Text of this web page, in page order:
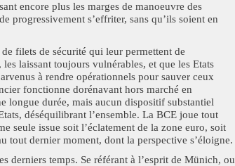
encore plus les marges de manoeuvre des
progressivement s’effriter, sans qu’ils soient en
filets de sécurité qui leur permettent de
laissant toujours vulnérables, et que les Etats
à rendre opérationnels pour sauver ceux
fonctionne dorénavant hors marché en
longue durée, mais aucun dispositif substantiel
déséquilibrant l’ensemble. La BCE joue tout
seule issue soit l’éclatement de la zone euro, soit
tout dernier moment, dont la perspective s’éloigne.
derniers temps. Se référant à l’esprit de Münich, ou